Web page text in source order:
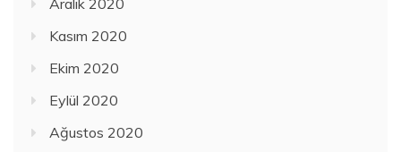
Kasım 2020
Ekim 2020
Eylül 2020
Ağustos 2020